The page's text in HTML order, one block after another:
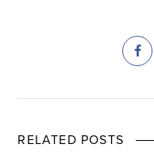
RELATED POSTS